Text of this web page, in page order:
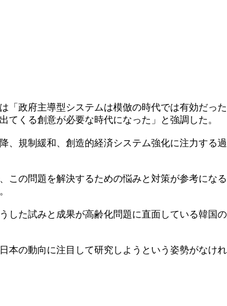
政府主導型システムは模倣の時代では有効だっ
くる創意が必要な時代になった」と強調した。
規制緩和、創造的経済システム強化に注力する
の問題を解決するための悩みと対策が参考にな
た試みと成果が高齢化問題に直面している韓国
の動向に注目して研究しようという姿勢がなけ